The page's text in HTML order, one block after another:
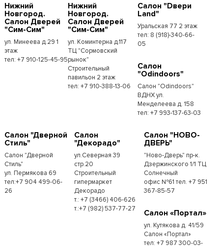
Нижний
Новгород.
Салон Дверей
"Сим-Сим"
ул. Минеева д.29 1
этаж
тел: +7 910-125-45-95
Нижний
Новгород.
Салон Дверей
"Сим-Сим"
ул. Коминтерна д.117
ТЦ "Сормовский
рынок"
Строительный
павильон 2 этаж
тел: +7 910-388-13-06
Салон "Dвери
Land"
Уральская 77 2 этаж
тел: 8 (918)-340-66-
05
Салон
"Odindoors"
Салон "Odindoors"
ВДНХ ул.
Менделеева д. 158
тел: +7 993-137-63-03
Салон "Дверной
Стиль"
Салон "Дверной
Стиль"
ул. Пермякова 69
тел:+7 904 499-06-
26
Салон
"Декорадо"
ул.Северная 39
стр.20
Строительный
гипермаркет
Декорадо
т.: +7 (3466) 406-626
т.:+7 (982) 537-77-27
Салон "НОВО-
ДВЕРЬ"
"Ново-Дверь" пр-к.
Дзержинского 1/1 ТЦ
Солнечный
офис №61 тел. +7 951
367-85-57
Салон «Портал»
ул. Кутякова д. 41/59
Салон «Портал»
тел: +7 987 300-03-